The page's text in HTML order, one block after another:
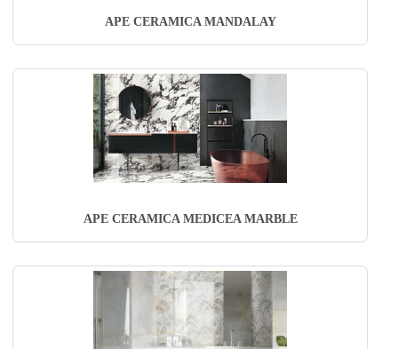
APE CERAMICA MANDALAY
APE CERAMICA MEDICEA MARBLE